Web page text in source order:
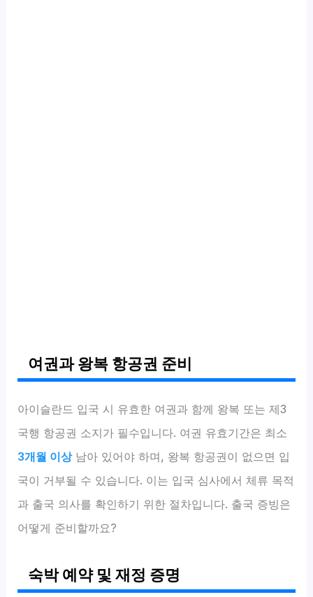
여권과 왕복 항공권 준비
아이슬란드 입국 시 유효한 여권과 함께 왕복 또는 제3
국행 항공권 소지가 필수입니다. 여권 유효기간은 최소
3개월 이상남아 있어야 하며, 왕복 항공권이 없으면 입
국이 거부될 수 있습니다. 이는 입국 심사에서 체류 목적
과 출국 의사를 확인하기 위한 절차입니다. 출국 증빙은
어떻게 준비할까요?
숙박 예약 및 재정 증명